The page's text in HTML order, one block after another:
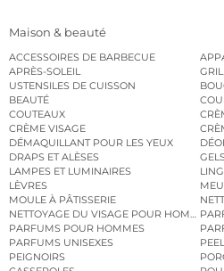
Maison & beauté
ACCESSOIRES DE BARBECUE
APRÈS-SOLEIL
USTENSILES DE CUISSON
BEAUTÉ
COUTEAUX
CRÈME VISAGE
DÉMAQUILLANT POUR LES YEUX
DRAPS ET ALÈSES
LAMPES ET LUMINAIRES
LÈVRES
MOULE À PÂTISSERIE
NETTOYAGE DU VISAGE POUR HOMMES
PARFUMS POUR HOMMES
PARFUMS UNISEXES
PEIGNOIRS